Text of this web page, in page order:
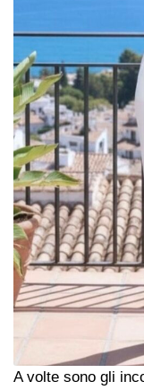
A volte sono gli